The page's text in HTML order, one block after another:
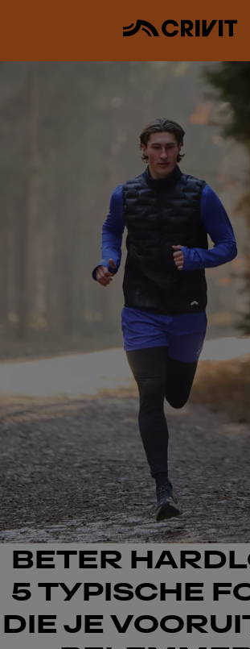
BETER
5 TYPISCHE
DIE JE